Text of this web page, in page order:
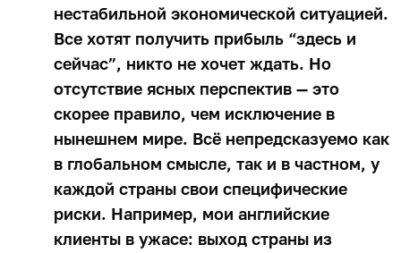
нестабильной экономической ситуацией.
Все хотят получить прибыль “здесь и
сейчас”, никто не хочет ждать. Но
отсутствие ясных перспектив — это
скорее правило, чем исключение в
нынешнем мире. Всё непредсказуемо как
в глобальном смысле, так и в частном, у
каждой страны свои специфические
риски. Например, мои английские
клиенты в ужасе: выход страны из